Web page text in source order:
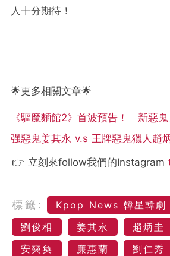
人十分期待！
🌟更多相關文章🌟
《驅魔麵館2》首波預告！「新惡
强惡鬼姜其永 v.s 王牌惡鬼獵人趙炳
👉 立刻來follow我們的Instagram
標籤: Kpop News 韓星韓劇
劉俊相
姜其永 趙炳圭
安奭奐
廉惠蘭 劉仁秀